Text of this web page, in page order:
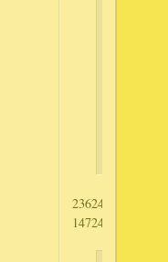
2362413758
1472472353